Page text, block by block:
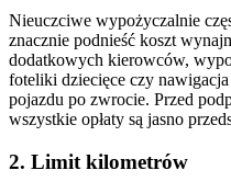
Nieuczciwe wypożyczalnie
znacznie podnieść koszt
dodatkowych kierowców,
foteliki dziecięce czy
pojazdu po zwrocie. Przed
wszystkie opłaty są jasno
2. Limit kilometrów